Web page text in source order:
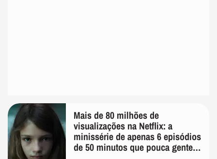
Mais de 80 milhões de
visualizações na Netflix: a
minissérie de apenas 6 episódios
de 50 minutos que pouca gente